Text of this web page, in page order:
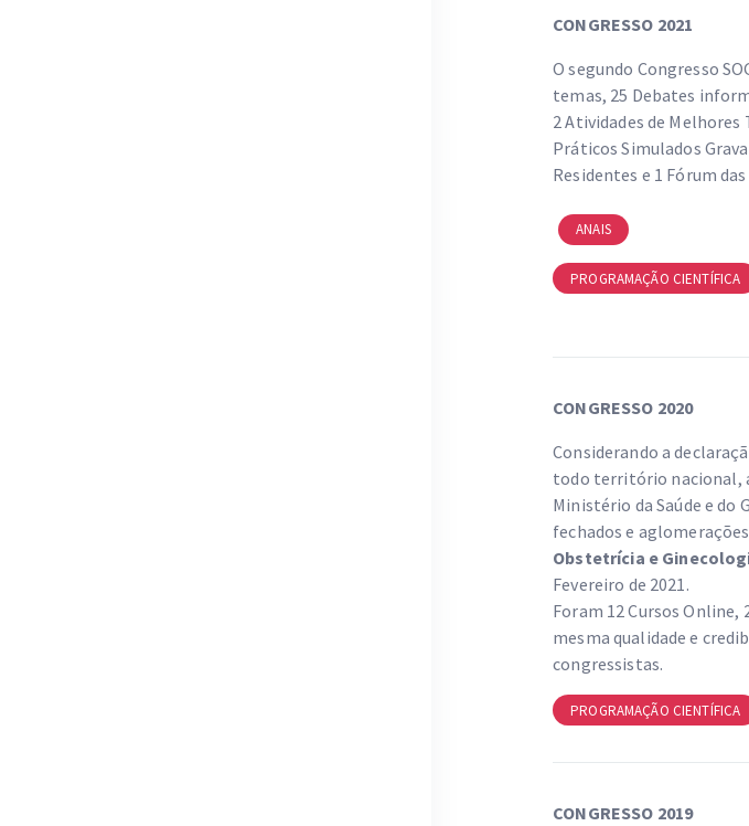
CONGRESSO 2021
O segundo Congresso
temas, 25 Debates
2 Atividades de Melhores
Práticos Simulados
Residentes e 1 Fórum
ANAIS
PROGRAMAÇÃO CIENTÍFICA
CONGRESSO 2020
Considerando a
todo território nacional,
Ministério da Saúde e do
fechados e
Obstetrícia e
Fevereiro de 2021.
Foram 12 Cursos Online,
mesma qualidade e
congressistas.
PROGRAMAÇÃO CIENTÍFICA
CONGRESSO 2019